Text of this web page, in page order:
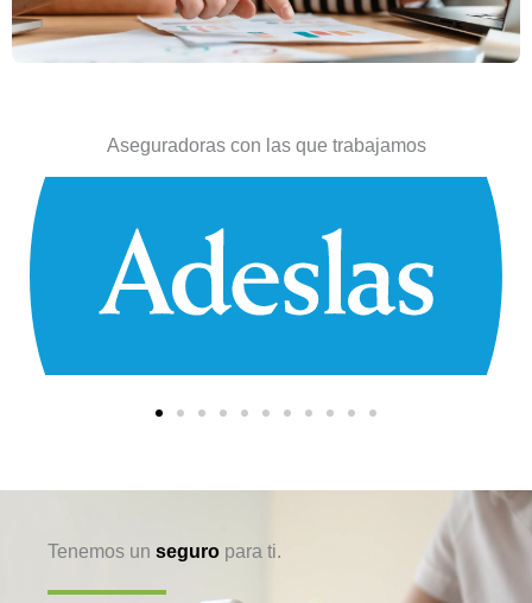
Aseguradoras con las que trabajamos
Tenemos un seguro para ti.